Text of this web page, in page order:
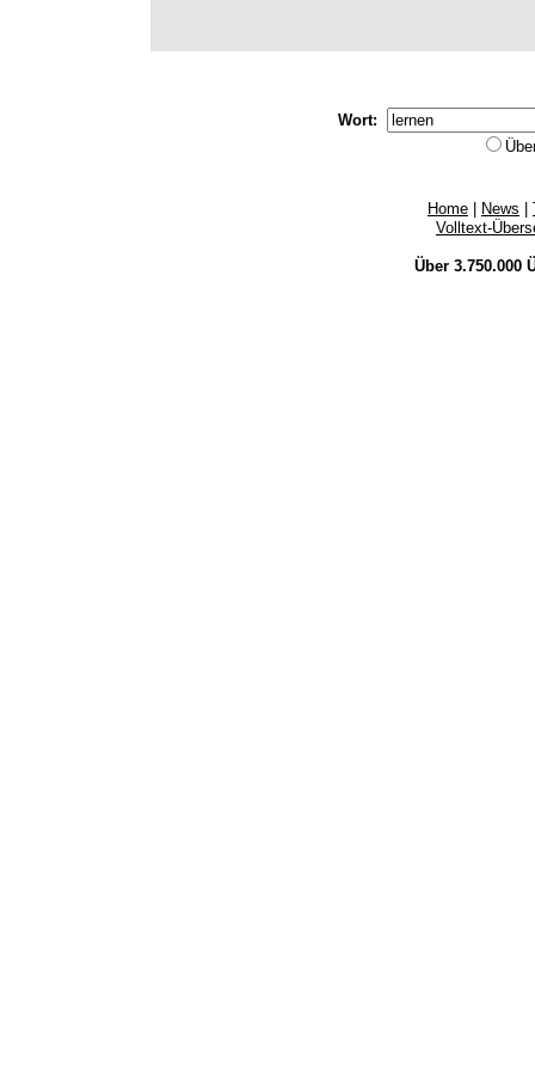
Wort:
Home News
Volltext-
Über 3.750.000